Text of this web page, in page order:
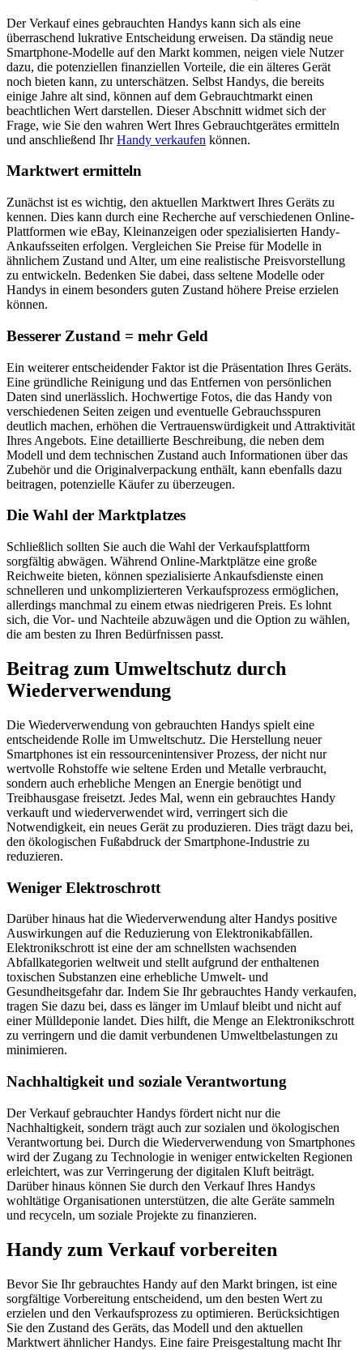
Der Verkauf eines gebrauchten Handys kann sich als eine
überraschend lukrative Entscheidung erweisen. Da ständig neue
Smartphone-Modelle auf den Markt kommen, neigen viele Nutzer
dazu, die potenziellen finanziellen Vorteile, die ein älteres Gerät
noch bieten kann, zu unterschätzen. Selbst Handys, die bereits
einige Jahre alt sind, können auf dem Gebrauchtmarkt einen
beachtlichen Wert darstellen. Dieser Abschnitt widmet sich der
Frage, wie Sie den wahren Wert Ihres Gebrauchtgerätes ermitteln
und anschließend IhrHandy verkaufen können.
Marktwert ermitteln
Zunächst ist es wichtig, den aktuellen Marktwert Ihres Geräts zu
kennen. Dies kann durch eine Recherche auf verschiedenen Online-
Plattformen wie eBay, Kleinanzeigen oder spezialisierten Handy-
Ankaufsseiten erfolgen. Vergleichen Sie Preise für Modelle in
ähnlichem Zustand und Alter, um eine realistische Preisvorstellung
zu entwickeln. Bedenken Sie dabei, dass seltene Modelle oder
Handys in einem besonders guten Zustand höhere Preise erzielen
können.
Besserer Zustand = mehr Geld
Ein weiterer entscheidender Faktor ist die Präsentation Ihres Geräts.
Eine gründliche Reinigung und das Entfernen von persönlichen
Daten sind unerlässlich. Hochwertige Fotos, die das Handy von
verschiedenen Seiten zeigen und eventuelle Gebrauchsspuren
deutlich machen, erhöhen die Vertrauenswürdigkeit und Attraktivität
Ihres Angebots. Eine detaillierte Beschreibung, die neben dem
Modell und dem technischen Zustand auch Informationen über das
Zubehör und die Originalverpackung enthält, kann ebenfalls dazu
beitragen, potenzielle Käufer zu überzeugen.
Die Wahl der Marktplatzes
Schließlich sollten Sie auch die Wahl der Verkaufsplattform
sorgfältig abwägen. Während Online-Marktplätze eine große
Reichweite bieten, können spezialisierte Ankaufsdienste einen
schnelleren und unkomplizierteren Verkaufsprozess ermöglichen,
allerdings manchmal zu einem etwas niedrigeren Preis. Es lohnt
sich, die Vor- und Nachteile abzuwägen und die Option zu wählen,
die am besten zu Ihren Bedürfnissen passt.
Beitrag zum Umweltschutz durch
Wiederverwendung
Die Wiederverwendung von gebrauchten Handys spielt eine
entscheidende Rolle im Umweltschutz. Die Herstellung neuer
Smartphones ist ein ressourcenintensiver Prozess, der nicht nur
wertvolle Rohstoffe wie seltene Erden und Metalle verbraucht,
sondern auch erhebliche Mengen an Energie benötigt und
Treibhausgase freisetzt. Jedes Mal, wenn ein gebrauchtes Handy
verkauft und wiederverwendet wird, verringert sich die
Notwendigkeit, ein neues Gerät zu produzieren. Dies trägt dazu bei,
den ökologischen Fußabdruck der Smartphone-Industrie zu
reduzieren.
Weniger Elektroschrott
Darüber hinaus hat die Wiederverwendung alter Handys positive
Auswirkungen auf die Reduzierung von Elektronikabfällen.
Elektronikschrott ist eine der am schnellsten wachsenden
Abfallkategorien weltweit und stellt aufgrund der enthaltenen
toxischen Substanzen eine erhebliche Umwelt- und
Gesundheitsgefahr dar. Indem Sie Ihr gebrauchtes Handy verkaufen,
tragen Sie dazu bei, dass es länger im Umlauf bleibt und nicht auf
einer Mülldeponie landet. Dies hilft, die Menge an Elektronikschrott
zu verringern und die damit verbundenen Umweltbelastungen zu
minimieren.
Nachhaltigkeit und soziale Verantwortung
Der Verkauf gebrauchter Handys fördert nicht nur die
Nachhaltigkeit, sondern trägt auch zur sozialen und ökologischen
Verantwortung bei. Durch die Wiederverwendung von Smartphones
wird der Zugang zu Technologie in weniger entwickelten Regionen
erleichtert, was zur Verringerung der digitalen Kluft beiträgt.
Darüber hinaus können Sie durch den Verkauf Ihres Handys
wohltätige Organisationen unterstützen, die alte Geräte sammeln
und recyceln, um soziale Projekte zu finanzieren.
Handy zum Verkauf vorbereiten
Bevor Sie Ihr gebrauchtes Handy auf den Markt bringen, ist eine
sorgfältige Vorbereitung entscheidend, um den besten Wert zu
erzielen und den Verkaufsprozess zu optimieren. Berücksichtigen
Sie den Zustand des Geräts, das Modell und den aktuellen
Marktwert ähnlicher Handys. Eine faire Preisgestaltung macht Ihr